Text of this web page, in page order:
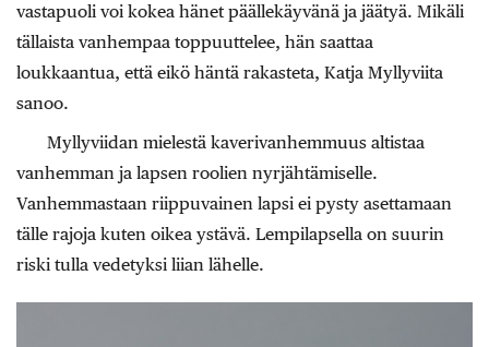
vastapuoli voi kokea hänet päällekäyvänä ja jäätyä. Mikäli
tällaista vanhempaa toppuuttelee, hän saattaa
loukkaantua, että eikö häntä rakasteta, Katja Myllyviita
sanoo.
Myllyviidan mielestä kaverivanhemmuus altistaa
vanhemman ja lapsen roolien nyrjähtämiselle.
Vanhemmastaan riippuvainen lapsi ei pysty asettamaan
tälle rajoja kuten oikea ystävä. Lempilapsella on suurin
riski tulla vedetyksi liian lähelle.